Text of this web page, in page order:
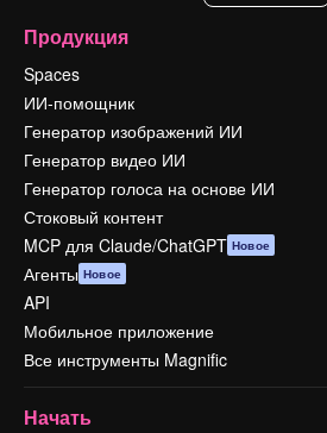
Продукция
Spaces
ИИ-помощник
Генератор изображений ИИ
Генератор видео ИИ
Генератор голоса на основе ИИ
Стоковый контент
MCP для Claude/ChatGPT Новое
Агенты Новое
API
Мобильное приложение
Все инструменты Magnific
Начать